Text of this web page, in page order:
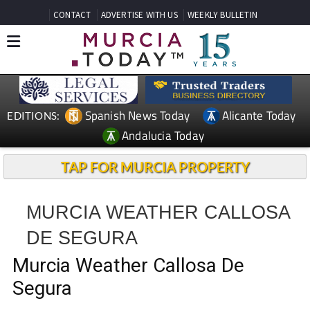
CONTACT ADVERTISE WITH US WEEKLY BULLETIN
EDITIONS: Spanish News Today
Alicante Today
Andalucia Today
TAP FOR MURCIA PROPERTY
MURCIA WEATHER CALLOSA
DE SEGURA
Murcia Weather Callosa De
Segura